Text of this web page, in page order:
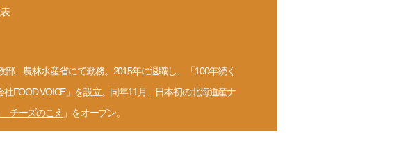
、農林水産省にて勤務。2015年に退職し、「100年続く
FOOD VOICE」を設立。同年11月、日本初の北海道産ナ
チーズのこえ 」をオープン。